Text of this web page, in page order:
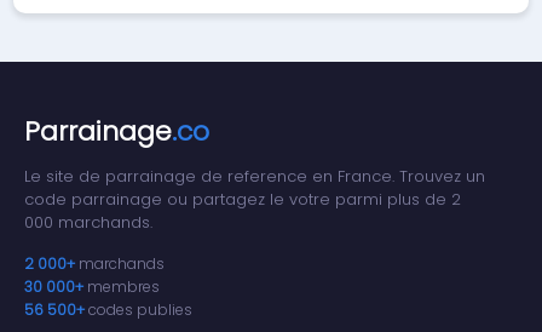
Parrainage.co
Le site de parrainage de reference en France. Trouvez un
code parrainage ou partagez le votre parmi plus de 2
000 marchands.
2 000+ marchands
30 000+ membres
56 500+codes publies